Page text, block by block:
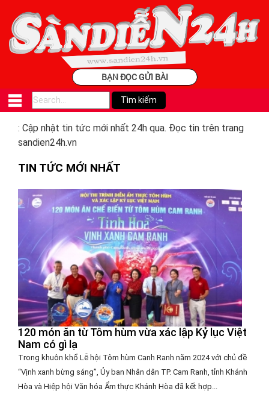
BẠN ĐỌC GỬI BÀI
: Cập nhật tin tức mới nhất 24h qua. Đọc tin trên trang
sandien24h.vn
TIN TỨC MỚI NHẤT
120 món ăn từ Tôm hùm vừa xác lập Kỷ lục Việt
Nam có gì lạ
Trong khuôn khổ Lễ hội Tôm hùm Canh Ranh năm 2024 với chủ đề
“Vịnh xanh bừng sáng”, Ủy ban Nhân dân TP. Cam Ranh, tỉnh Khánh
Hòa và Hiệp hội Văn hóa Ẩm thực Khánh Hòa đã kết hợp...